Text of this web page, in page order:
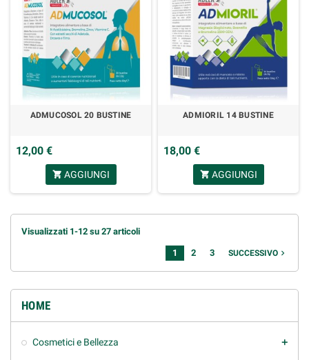
HOME
Cosmetici e Bellezza add
ADMUCOSOL 20 BUSTINE
12,00 €
shopping_cart AGGIUNGI
ADMIORIL 14 BUSTINE
18,00 €
shopping_cart AGGIUNGI
Visualizzati 1-12 su 27 articoli
1 2 3 SUCCESSIVO navigate_next